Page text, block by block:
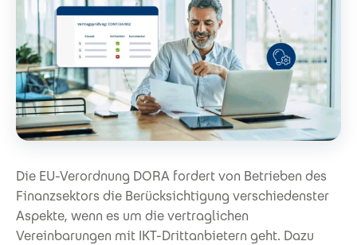
Die EU-Verordnung DORA fordert von Betrieben des
Finanzsektors die Berücksichtigung verschiedenster
Aspekte, wenn es um die vertraglichen
Vereinbarungen mit IKT-Drittanbietern geht. Dazu